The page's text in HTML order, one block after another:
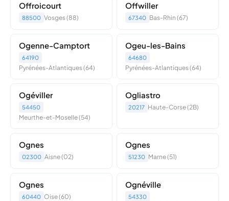
Offroicourt
88500 Vosges (88)
Offwiller
67340 Bas-Rhin (67)
Ogenne-Camptort
64190
Pyrénées-Atlantiques (64)
Ogeu-les-Bains
64680
Pyrénées-Atlantiques (64)
Ogéviller
54450
Meurthe-et-Moselle (54)
Ogliastro
20217 Haute-Corse (2B)
Ognes
02300 Aisne (02)
Ognes
51230 Marne (51)
Ognes
60440 Oise (60)
Ognéville
54330